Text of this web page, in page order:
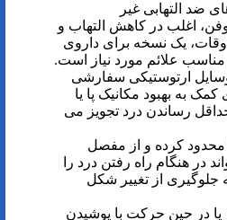
ضد التهابی غیر
اغلب در کاهش التهاب و
یک نسخه برای داروی
علائم مورد نیاز است.
ارتوستیکی سفارشی
به بهبود مکانیک پا یا
رساندن درد تجویز می
کرده و از مفصل
در هنگام راه رفتن درد را
جلوگیری از تغییر شکل
در حین حرکت با پوشیدن